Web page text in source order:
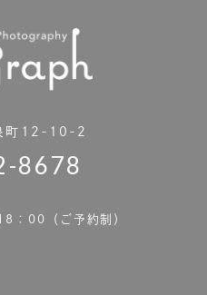
町12-10-2
8678
：00（ご予約制）